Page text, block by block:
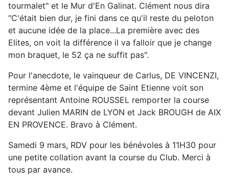
tourmalet" et le Mur d'En Galinat. Clément nous dira
"C'était bien dur, je fini dans ce qu'il reste du peloton
et aucune idée de la place...La première avec des
Elites, on voit la différence il va falloir que je change
mon braquet, le 52 ça ne suffit pas".
Pour l'anecdote, le vainqueur de Carlus, DE VINCENZI,
termine 4ème et l'équipe de Saint Etienne voit son
représentant Antoine ROUSSEL remporter la course
devant Julien MARIN de LYON et Jack BROUGH de AIX
EN PROVENCE. Bravo à Clément.
Samedi 9 mars, RDV pour les bénévoles à 11H30 pour
une petite collation avant la course du Club. Merci à
tous par avance.